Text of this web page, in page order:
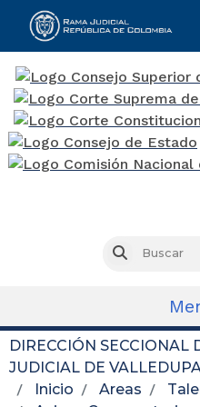
Buscar
DIRECCIÓN SECCIONAL
JUDICIAL DE
Inicio
Areas